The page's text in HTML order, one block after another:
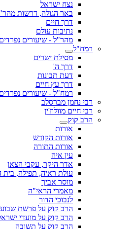
נצח ישראל
באר הגולה, דרשות
דרך חיים
נתיבות עולם
מהר"ל - שיעורים נפרדים
רמח"ל
מסילת ישרים
דרך ה'
דעת תבונות
דרך עץ חיים
רמח"ל - שיעורים נפרדים
רבי נחמן מברסלב
רבי חיים מוולוז'ין
הרב קוק
אורות
אורות הקודש
אורות התורה
עין איה
אדר היקר, עקבי הצאן
עולת ראיה, תפילה,
מוסר אביך
מאמרי הראי"ה
לנבוכי הדור
הרב קוק על פרשת שבוע
הרב קוק על מועדי
הרב קוק על תשובה